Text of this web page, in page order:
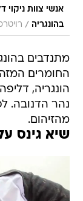
אנשי צוות
בהונגריה /
מתנדבים
החומרים
הונגריה,
נהר הדנובה.
מהזיהום.
שיא גינס